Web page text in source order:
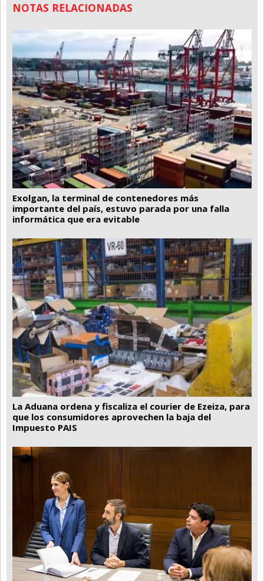
NOTAS RELACIONADAS
Exolgan, la terminal de contenedores más
importante del país, estuvo parada por una falla
informática que era evitable
La Aduana ordena y fiscaliza el courier de Ezeiza, para
que los consumidores aprovechen la baja del
Impuesto PAIS